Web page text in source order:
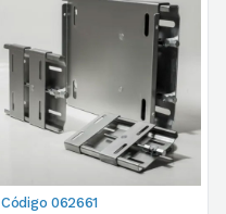
Código 062661